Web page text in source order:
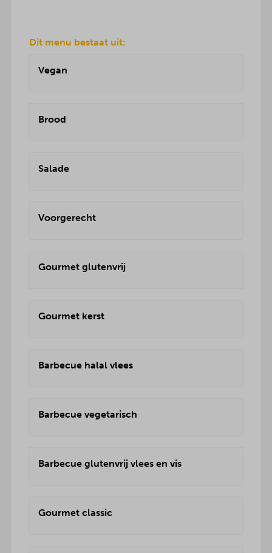
Dit menu bestaat uit:
Vegan
Brood
Salade
Voorgerecht
Gourmet glutenvrij
Gourmet kerst
Barbecue halal vlees
Barbecue vegetarisch
Barbecue glutenvrij vlees en vis
Gourmet classic